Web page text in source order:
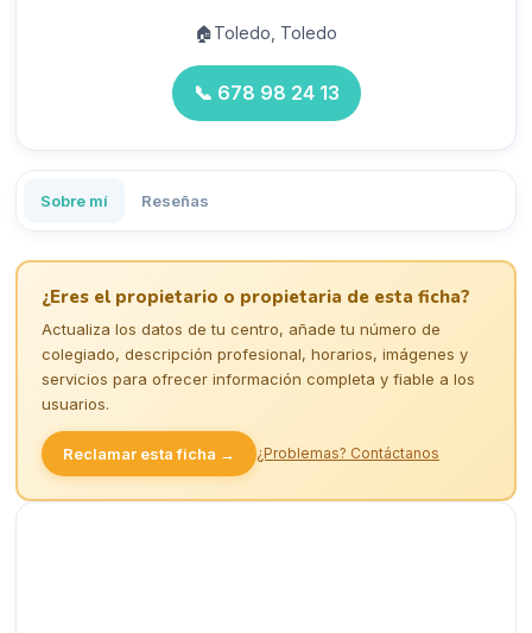
🏠Toledo, Toledo
📞 678 98 24 13
Sobre mí Reseñas
¿Eres el propietario o propietaria de esta ficha?
Actualiza los datos de tu centro, añade tu número de
colegiado, descripción profesional, horarios, imágenes y
servicios para ofrecer información completa y fiable a los
usuarios.
Reclamar esta ficha → ¿Problemas? Contáctanos